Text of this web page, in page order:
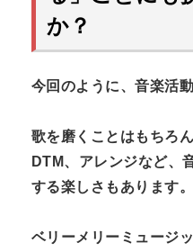
か？
今回のように、音楽活
歌を磨くことはもちろ
DTM、アレンジなど、
する楽しさもあります。
ベリーメリーミュージ